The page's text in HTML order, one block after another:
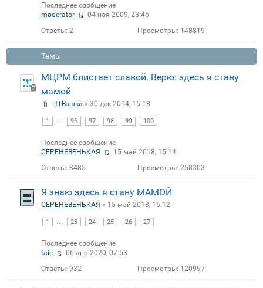
Последнее сообщение
moderator
04 ноя 2009, 23:46
Ответы: 2 Просмотры: 148819
Темы
МЦРМ блистает славой. Верю: здесь я стану
мамой
ПТВэшка » 30 дек 2014, 15:18
1 96 97 98 99 100
Последнее сообщение
СЕРЕНЕВЕНЬКАЯ
15 май 2018, 15:14
Ответы: 3485 Просмотры: 258303
Я знаю здесь я стану МАМОЙ
СЕРЕНЕВЕНЬКАЯ » 15 май 2018, 15:12
1 23 24 25 26 27
Последнее сообщение
taie
06 апр 2020, 07:53
Ответы: 932 Просмотры: 120997